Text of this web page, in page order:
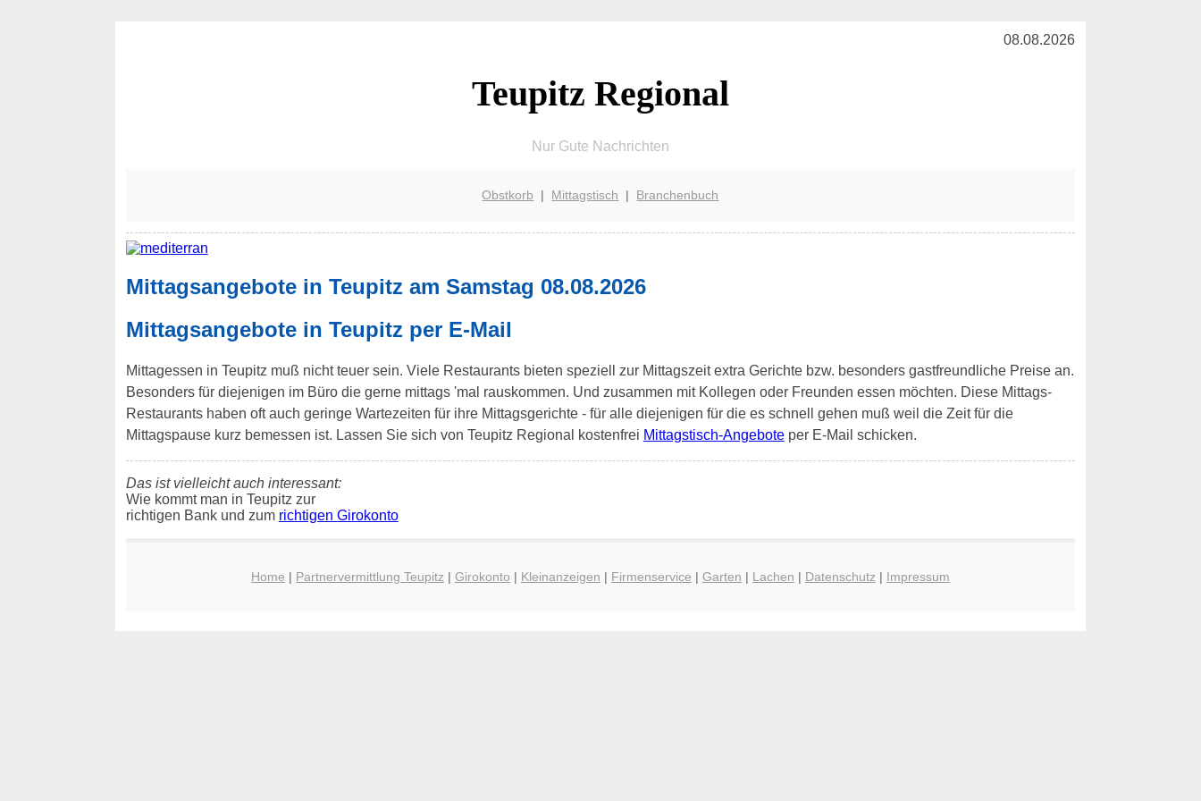
08.08.2026
Teupitz Regional
Nur Gute Nachrichten
Obstkorb | Mittagstisch | Branchenbuch
Mittagsangebote in Teupitz am Samstag 08.08.2026
Mittagsangebote in Teupitz per E-Mail
Mittagessen in Teupitz muß nicht teuer sein. Viele Restaurants bieten speziell zur Mittagszeit extra Gerichte bzw. besonders gastfreundliche Preise an.
Besonders für diejenigen im Büro die gerne mittags 'mal rauskommen. Und zusammen mit Kollegen oder Freunden essen möchten. Diese Mittags-
Restaurants haben oft auch geringe Wartezeiten für ihre Mittagsgerichte - für alle diejenigen für die es schnell gehen muß weil die Zeit für die
Mittagspause kurz bemessen ist. Lassen Sie sich von Teupitz Regional kostenfrei Mittagstisch-Angeboteper E-Mail schicken.
Das ist vielleicht auch interessant:
Wie kommt man in Teupitz zur
richtigen Bank und zum richtigen Girokonto
Home | Partnervermittlung Teupitz| Girokonto | Kleinanzeigen | Firmenservice | Garten | Lachen | Datenschutz| Impressum